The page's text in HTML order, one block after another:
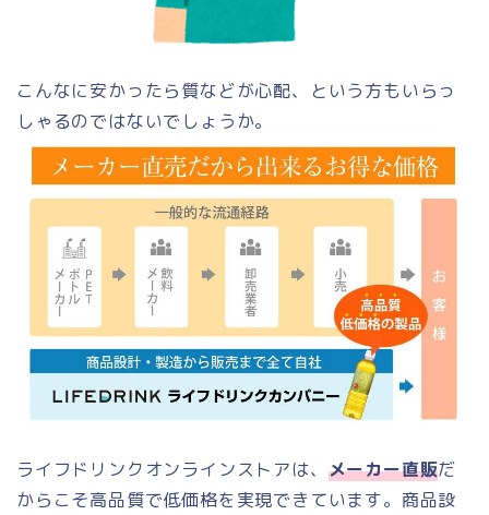
こんなに安かったら質などが心配、という方もいらっ
しゃるのではないでしょうか。
ライフドリンクオンラインストアは、 メーカー直販だ
からこそ高品質で低価格を実現できています。商品設